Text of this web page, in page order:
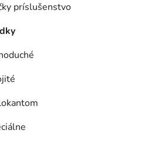
príslušenstvo